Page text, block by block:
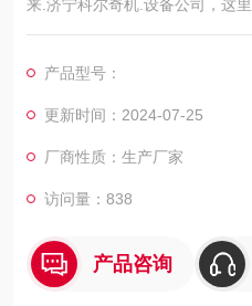
来.济宁科尔奇机.设备公司，这
品产品名称：氟利昂检漏仪，
型号：XP-1A
重要声明：近有客户.映，他们
-1a产品出厂配置如下：
产品型号：
更新时间：2024-07-25
厂商性质：生产厂家
访问量：838
产品咨询